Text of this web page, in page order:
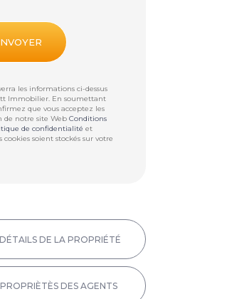
les informations ci-dessus
Immobilier. En soumettant
que vous acceptez les
de notre site WebConditions
de confidentialité et
cookies soient stockés sur votre
DE LA PROPRIÉTÉ
DES AGENTS